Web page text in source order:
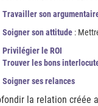
Travailler son
Soigner son attitude :
Privilégier le ROI
Trouver les bons
Soigner ses relances
la relation créée